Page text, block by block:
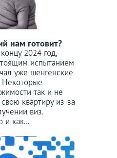
нам готовит?
2024 год,
испытанием
уже шенгенские
Некоторые
так и не
квартиру из-за
виз.
и как...